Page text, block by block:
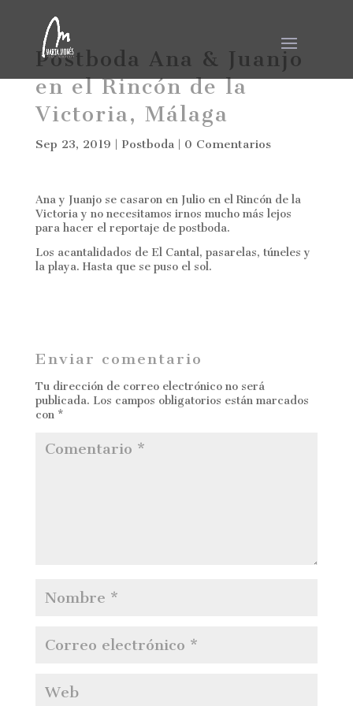
Postboda Ana & Juanjo
en el Rincón de la
Victoria, Málaga
Sep 23, 2019 | Postboda| 0 Comentarios
Ana y Juanjo se casaron en Julio en el Rincón de la
Victoria y no necesitamos irnos mucho más lejos
para hacer el reportaje de postboda.
Los acantalidados de El Cantal, pasarelas, túneles y
la playa. Hasta que se puso el sol.
Enviar comentario
Tu dirección de correo electrónico no será
publicada. Los campos obligatorios están marcados
con *